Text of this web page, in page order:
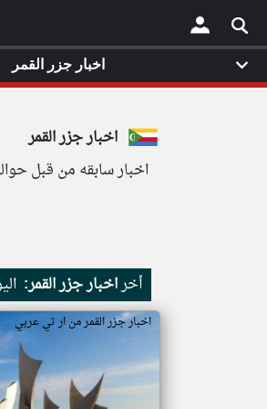
×
اخبار جزر القمر
اخبار سابقه من قبل حوالي ٤
أخراخبار جزر القمر:
اخبار جزر القمر من ار تي عربي
اخبار جزر القمر